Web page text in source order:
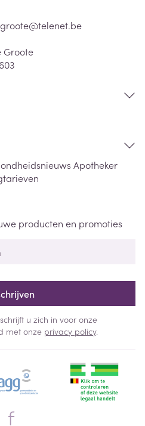
telenet.be
Groote
Apotheker
producten en promoties
u zich in voor onze
met onze privacy policy.